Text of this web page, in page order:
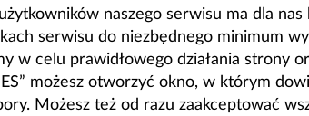
naszego serwisu ma dla
serwisu do niezbędnego minimum
w celu prawidłowego działania strony
możesz otworzyć okno, w którym
Możesz też od razu zaakceptować